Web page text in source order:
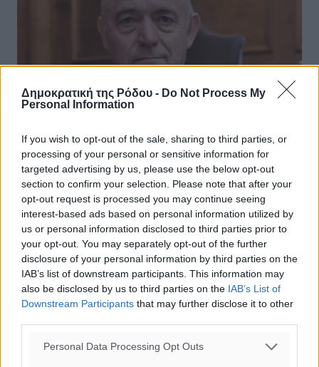
Δημοκρατική της Ρόδου - Do Not Process My
Personal Information
If you wish to opt-out of the sale, sharing to third parties, or
processing of your personal or sensitive information for
targeted advertising by us, please use the below opt-out
section to confirm your selection. Please note that after your
opt-out request is processed you may continue seeing
interest-based ads based on personal information utilized by
us or personal information disclosed to third parties prior to
your opt-out. You may separately opt-out of the further
disclosure of your personal information by third parties on the
IAB’s list of downstream participants. This information may
also be disclosed by us to third parties on the IAB’s List of
Downstream Participants that may further disclose it to other
Personal Data Processing Opt Outs
Λέκκας: Φυσιολογική και
αναμενόμενη η σεισμική
δραστηριότητα στη χώρας μας
Απόλυτα φυσιολογική και αναμενόμενη χαρακτηρίζει ο
Πρόεδρος του ΟΑΣΠ, καθηγητής φυσικών
καταστροφών, Ευθύμιος Λέκκας, την σεισμική
δραστηριότητα που παρατηρείται το τελευταίο ...